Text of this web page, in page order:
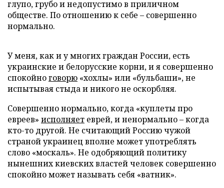
глупо, грубо и недопустимо в приличном
обществе. По отношению к себе – совершенно
нормально.
У меня, как и у многих граждан России, есть
украинские и белорусские корни, и я совершенно
спокойноговорю «хохлы» или «бульбаши», не
испытывая стыда и никого не оскорбляя.
Совершенно нормально, когда «куплеты про
евреев» исполняет еврей, и ненормально – когда
кто-то другой. Не считающий Россию чужой
страной украинец вполне может употреблять
слово «москаль». Не одобряющий политику
нынешних киевских властей человек совершенно
спокойно может называть себя «ватник».